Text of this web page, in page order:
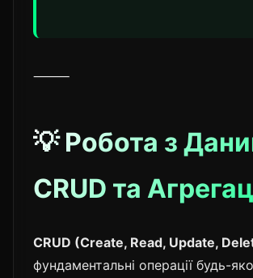
⸻
💡 Робота з
CRUD та
CRUD (Create, Read, Update,
фундаментальні операції будь-